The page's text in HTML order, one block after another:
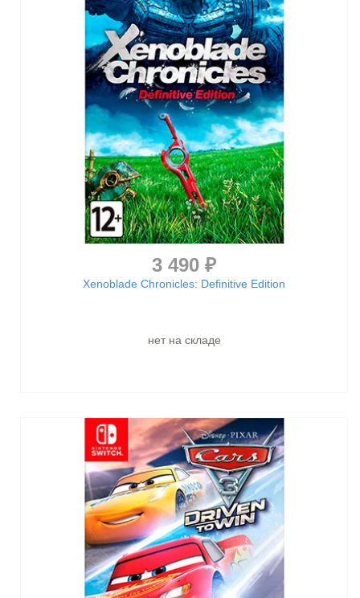
3 490 ₽
Xenoblade Chronicles: Definitive Edition
нет на складе